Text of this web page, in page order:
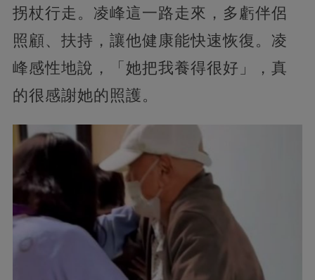
拐杖行走。凌峰這一路走來，多虧伴侶
照顧、扶持，讓他健康能快速恢復。凌
峰感性地說，「她把我養得很好」，真
的很感謝她的照護。